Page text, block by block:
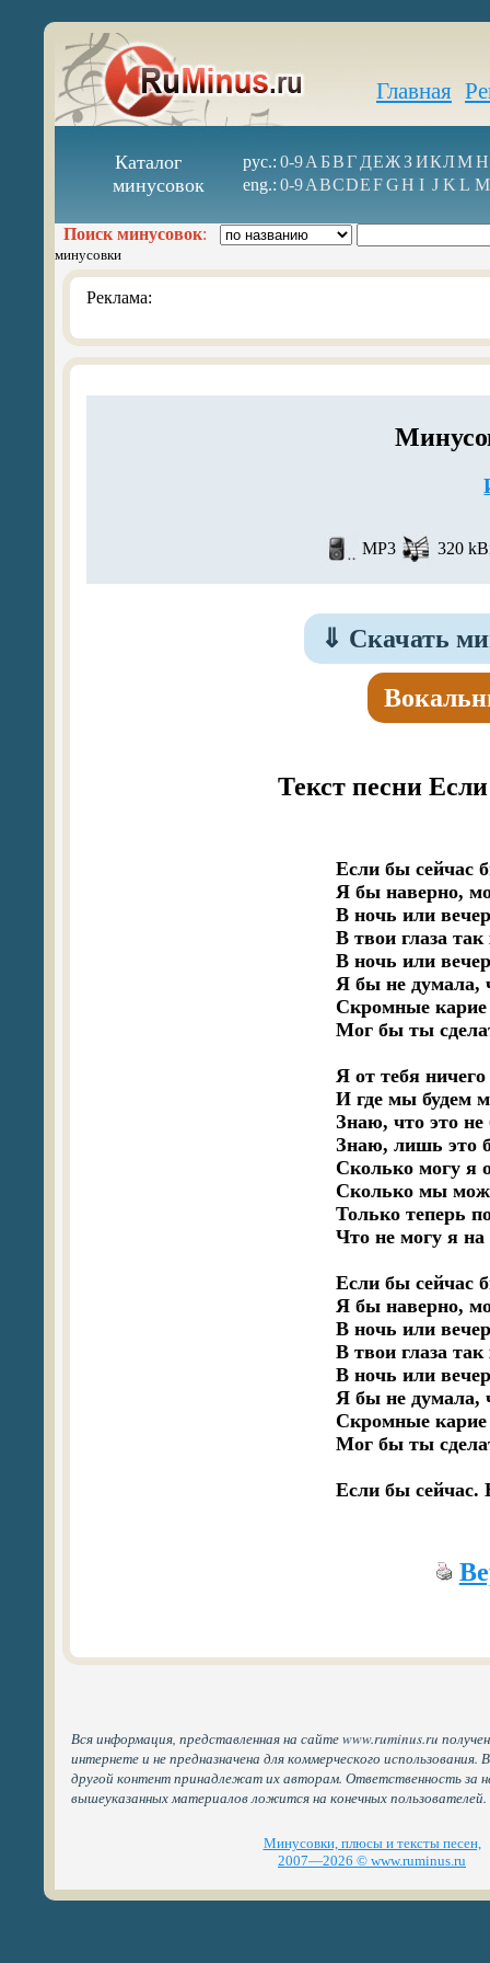
Главная
Каталог
минусовок
рус.: 0-9А БВГ ДЕЖ З ИКЛМН
eng.: 0-9ABCDEFGH I J K L M
Поиск минусовок:
минусовки
Реклама:
MP3 320
⇓ Скачать
Текст песни
Если бы сейчас
Я бы наверно,
В ночь или
В твои глаза так
В ночь или
Я бы не думала,
Скромные карие
Мог бы ты
Я от тебя
И где мы будем
Знаю, что это не
Знаю, лишь это
Сколько могу я
Сколько мы
Только теперь
Что не могу я
Если бы сейчас
Я бы наверно,
В ночь или
В твои глаза так
В ночь или
Я бы не думала,
Скромные карие
Мог бы ты
Вся информация, представленная на сайте www.ruminus.ru
интернете и не предназначена для коммерческого
другой контент принадлежат их авторам. Ответственность за
вышеуказанных материалов ложится на конечных пользователей.
Минусовки, плюсы и тексты песен,
2007—2026 © www.ruminus.ru